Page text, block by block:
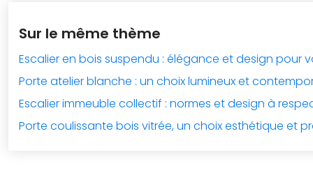
Sur le même thème
Escalier en bois suspendu : élégance et design pour
Porte atelier blanche : un choix lumineux et
Escalier immeuble collectif : normes et design à
Porte coulissante bois vitrée, un choix esthétique et